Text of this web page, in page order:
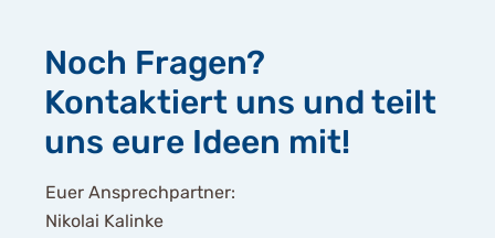
Noch Fragen?
Kontaktiert uns und teilt
uns eure Ideen mit!
Euer Ansprechpartner:
Nikolai Kalinke